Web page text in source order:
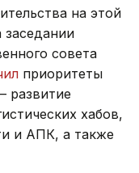
на этой
заседании
совета
приоритеты
развитие
хабов,
и АПК, а также